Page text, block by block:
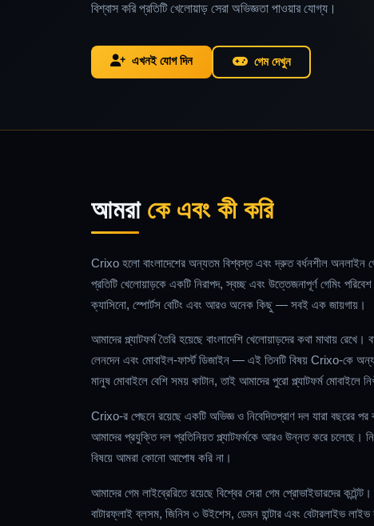
বিশ্বাস করি প্রতিটি খেলোয়াড় সেরা অভিজ্ঞতা পাওয়ার যোগ্য।
এখনই যোগ দিন গেম দেখুন
আমরা কে এবং কী করি
Crixo হলো বাংলাদেশের অন্যতম বিশ্বস্ত এবং দ্রুত বর্ধনশীল অনলাইন
প্রতিটি খেলোয়াড়কে একটি নিরাপদ, স্বচ্ছ এবং উত্তেজনাপূর্ণ গেমিং
ক্যাসিনো, স্পোর্টস বেটিং এবং আরও অনেক কিছু — সবই এক জায়গায়।
আমাদের প্ল্যাটফর্ম তৈরি হয়েছে বাংলাদেশি খেলোয়াড়দের কথা মাথায়
লেনদেন এবং মোবাইল-ফার্স্ট ডিজাইন — এই তিনটি বিষয় Crixo-কে
মানুষ মোবাইলে বেশি সময় কাটান, তাই আমাদের পুরো প্ল্যাটফর্ম মোবাইলে
Crixo-র পেছনে রয়েছে একটি অভিজ্ঞ ও নিবেদিতপ্রাণ দল যারা বছরের পর
আমাদের প্রযুক্তি দল প্রতিনিয়ত প্ল্যাটফর্মকে আরও উন্নত করে চলেছে।
বিষয়ে আমরা কোনো আপোষ করি না।
আমাদের গেম লাইব্রেরিতে রয়েছে বিশ্বের সেরা গেম প্রোভাইডারদের
বাটারফ্লাই ব্লসম, জিনিস ৩ উইশেস, ডেমন হান্টার এবং বেটারলাইভ